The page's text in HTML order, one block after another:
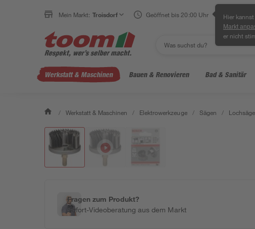
Mein Markt: Troisdorf Geöffnet bis 20:00 Uhr Hier
Markt
er nicht
Werkstatt & Maschinen Bauen & Renovieren Bad & Sanitär
/ Werkstatt & Maschinen / Elektrowerkzeuge / Sägen /
Fragen zum Produkt?
Sofort-Videoberatung aus dem Markt